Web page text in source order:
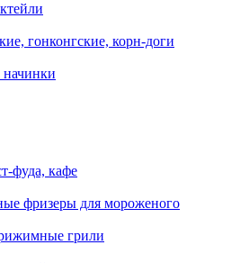
гонконгские, корн-доги
фуда, кафе
фризеры для мороженого
грили